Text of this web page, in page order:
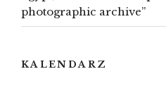
photographic archive”
KALENDARZ